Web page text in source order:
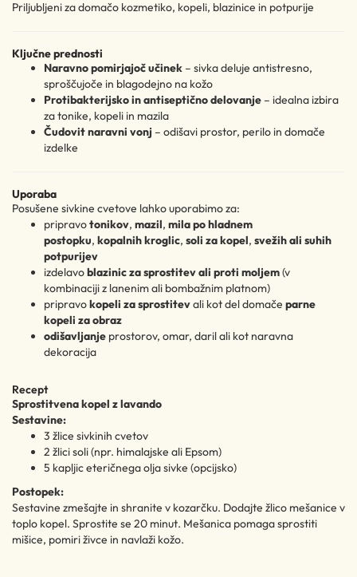
Priljubljeni za domačo kozmetiko, kopeli, blazinice in potpurije
Ključne prednosti
Naravno pomirjajoč učinek – sivka deluje antistresno,
sproščujoče in blagodejno na kožo
Protibakterijsko in antiseptično delovanje – idealna izbira
za tonike, kopeli in mazila
Čudovit naravni vonj – odišavi prostor, perilo in domače
izdelke
Uporaba
Posušene sivkine cvetove lahko uporabimo za:
pripravotonikov, mazil, mila po hladnem
postopku, kopalnih kroglic, soli za kopel, svežih ali suhih
potpurijev
izdelavoblazinic za sprostitev ali proti moljem(v
kombinaciji z lanenim ali bombažnim platnom)
pripravokopeli za sprostitevali kot del domače parne
kopeli za obraz
odišavljanje prostorov, omar, daril ali kot naravna
dekoracija
Recept
Sprostitvena kopel z lavando
Sestavine:
3 žlice sivkinih cvetov
2 žlici soli (npr. himalajske ali Epsom)
5 kapljic eteričnega olja sivke (opcijsko)
Postopek:
Sestavine zmešajte in shranite v kozarčku. Dodajte žlico mešanice v
toplo kopel. Sprostite se 20 minut. Mešanica pomaga sprostiti
mišice, pomiri živce in navlaži kožo.